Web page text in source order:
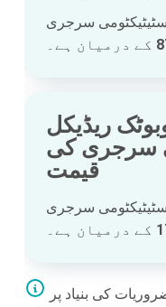
سرجری
کے درمیان ہے۔
ریڈیکل
سرجری کی
قیمت
سرجری
کے درمیان ہے۔